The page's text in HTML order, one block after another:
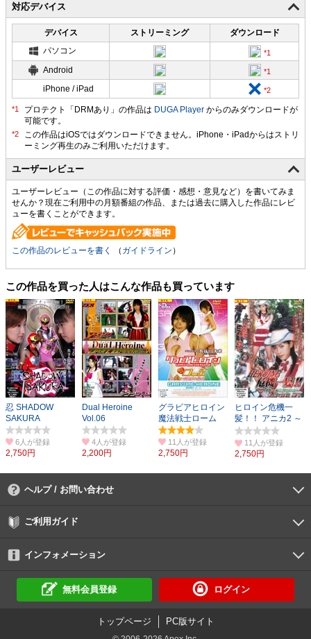
対応デバイス
デバイス ストリーミング
ダウンロード
パソコン
Android
iPhone / iPad
プロテクト「DRMあり」の作品は DUGA Player からのみダウンロードが
可能です。
ユーザーレビュー
ユーザーレビュー（この作品に対する評価・感想・意見など）を書いてみま
せんか？現在ご利用中の月額番組の作品、または過去に購入した作品にレビ
ューを書くことができます。
この作品のレビューを書く （ ガイドライン ）
この作品を買った人はこんな作品も買っています
忍 SHADOW
SAKURA
6人
2,750円
Dual Heroine
Vol.06
4人
2,200円
グラビアヒロイン
魔法戦士ローム
11人
2,750円
ヒロイン危機一
髪！！ アニカ2 ～
姫を救出せよ～
11人
2,750円
ヘルプ / お問い合わせ
よくあるご質問
ご利用環境
お支払い方法
パスワードの再設定
サポートセンター
ご利用ガイド
初めての方へ
会員登録の手順
作品購入の手順
動画再生の手順
検索のヒント
DUGA Player
インフォメーション
DUGAからのお知らせ
デュガの歴史とあゆみ
利用規約
個人情報保護方針
特定商取引法に基づく表示
資金決済法に基づく表示
倫理基準
サイトマップ無料会員登録 ログイン
トップページ PC版サイト